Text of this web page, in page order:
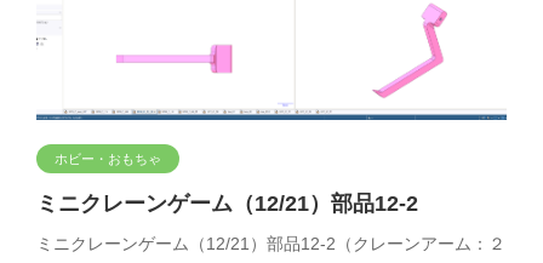
ホビー・おもちゃ
ミニクレーンゲーム（12/21）部品12-2
ミニクレーンゲーム（12/21）部品12-2（クレーンアーム：２